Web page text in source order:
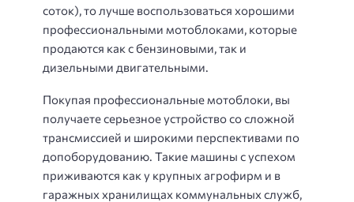
соток), то лучше воспользоваться хорошими
профессиональными мотоблоками, которые
продаются как с бензиновыми, так и
дизельными двигательными.
Покупая профессиональные мотоблоки, вы
получаете серьезное устройство со сложной
трансмиссией и широкими перспективами по
допоборудованию. Такие машины с успехом
приживаются как у крупных агрофирм и в
гаражных хранилищах коммунальных служб,